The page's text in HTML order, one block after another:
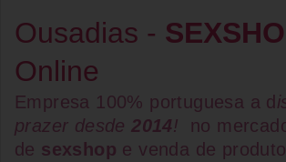
Ousadias -
Online
Empresa 100% portuguesa a d
prazer desde2014!
no
de sexshop e venda de